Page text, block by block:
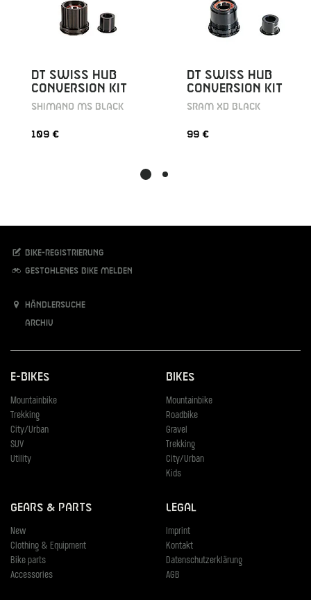
DT SWISS HUB
CONVERSION KIT
SHIMANO MS BLACK
109 €
DT SWISS HUB
CONVERSION KIT
SRAM XD BLACK
99 €
Bike-Registrierung
Gestohlenes Bike melden
Händlersuche
Archiv
E-Bikes
Mountainbike
Trekking
City/Urban
SUV
Utility
Bikes
Mountainbike
Roadbike
Gravel
Trekking
City/Urban
Kids
Gears & Parts
New
Clothing & Equipment
Bike parts
Accessories
Legal
Imprint
Kontakt
Datenschutzerklärung
AGB